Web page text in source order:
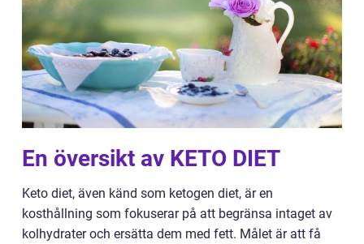
En översikt av KETO DIET
Keto diet, även känd som ketogen diet, är en
kosthållning som fokuserar på att begränsa intaget av
kolhydrater och ersätta dem med fett. Målet är att få